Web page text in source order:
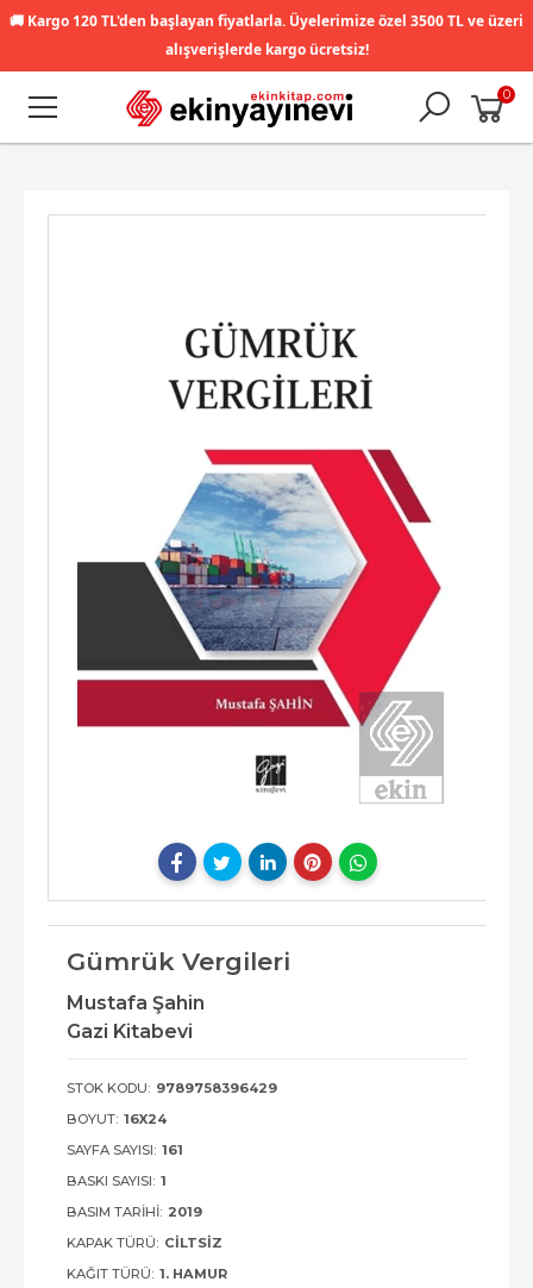
🚚 Kargo 120 TL'den başlayan fiyatlarla. Üyelerimize özel 3500 TL ve üzeri
alışverişlerde kargo ücretsiz!
0
Gümrük Vergileri
Mustafa Şahin
Gazi Kitabevi
STOK KODU: 9789758396429
BOYUT: 16X24
SAYFA SAYISI: 161
BASKI SAYISI: 1
BASIM TARIHI: 2019
KAPAK TÜRÜ: CILTSIZ
KAĞIT TÜRÜ: 1. HAMUR